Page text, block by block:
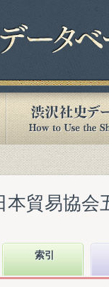
貿易協会
索引